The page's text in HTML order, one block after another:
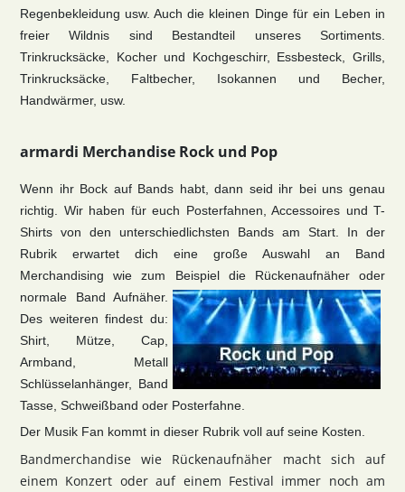
Regenbekleidung usw. Auch die kleinen Dinge für ein Leben in
freier Wildnis sind Bestandteil unseres Sortiments.
Trinkrucksäcke, Kocher und Kochgeschirr, Essbesteck, Grills,
Trinkrucksäcke, Faltbecher, Isokannen und Becher,
Handwärmer, usw.
armardi Merchandise Rock und Pop
Wenn ihr Bock auf Bands habt, dann seid ihr bei uns genau
richtig. Wir haben für euch Posterfahnen, Accessoires und T-
Shirts von den unterschiedlichsten Bands am Start. In der
Rubrik erwartet dich eine große Auswahl an Band
Merchandising wie zum Beispiel die Rückenaufnäher oder
normale Band Aufnäher.
Des weiteren findest du:
Shirt, Mütze, Cap,
Armband, Metall
Schlüsselanhänger, Band
Tasse, Schweißband oder Posterfahne.
Der Musik Fan kommt in dieser Rubrik voll auf seine Kosten.
Bandmerchandise wie Rückenaufnäher macht sich auf
einem Konzert oder auf einem Festival immer noch am